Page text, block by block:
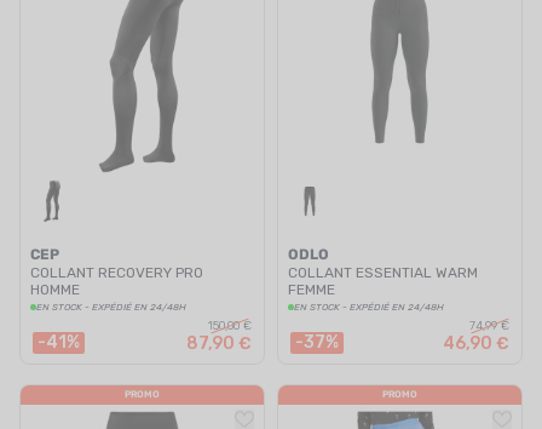
CEP
COLLANT RECOVERY PRO
HOMME
EN STOCK - EXPÉDIÉ EN 24/48H
-41%
150,00 €
87,90 €
ODLO
COLLANT ESSENTIAL WARM
FEMME
EN STOCK - EXPÉDIÉ EN 24/48H
-37%
74,99 €
46,90 €
PROMO PROMO